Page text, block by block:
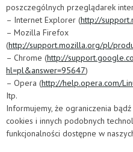
poszczególnych przeglądarek
– Internet Explorer (http://
– Mozilla Firefox
(http://support.mozilla.org/pl/
– Chrome (http://
hl=pl&answer=95647)
– Opera (http://help.opera.com/
Itp.
Informujemy, że ograniczenia
cookies i innych podobnych
funkcjonalności dostępne w